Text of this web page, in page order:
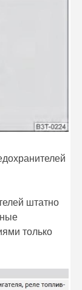
штатно
только